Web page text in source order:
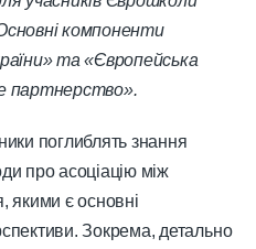
компоненти
та «Європейська
партнерство».
поглиблять знання
про асоціацію між
якими є основні
Зокрема, детально